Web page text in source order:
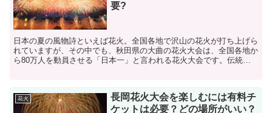
要?
日本の夏の風物詩といえば花火。全国各地で沢山の花火が打ち上げら
れていますが、その中でも、秋田県の大曲の花火大会は、全国各地か
ら80万人を動員させる「日本一」と言われる花火大会です。伝統を
花火
長岡花火大会を楽しむには有料チ
ケットは必要？どの場所がいい？